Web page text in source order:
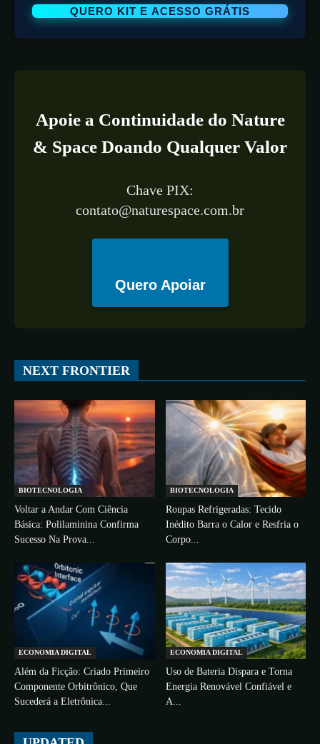
Apoie a Continuidade do Nature
& Space Doando Qualquer Valor
Chave PIX:
contato@naturespace.com.br
Quero Apoiar
NEXT FRONTIER
BIOTECNOLOGIA
Voltar a Andar Com Ciência
Básica: Polilaminina Confirma
Sucesso Na Prova...
BIOTECNOLOGIA
Roupas Refrigeradas: Tecido
Inédito Barra o Calor e Resfria o
Corpo...
ECONOMIA DIGITAL
Além da Ficção: Criado Primeiro
Componente Orbitrônico, Que
Sucederá a Eletrônica...
ECONOMIA DIGITAL
Uso de Bateria Dispara e Torna
Energia Renovável Confiável e
A...